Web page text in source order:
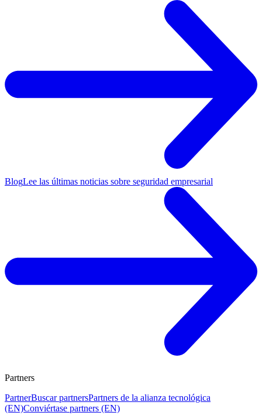
BlogLee las últimas noticias sobre seguridad empresarial
Partners
PartnerBuscar partnersPartners de la alianza tecnológica
(EN)Conviértase partners (EN)